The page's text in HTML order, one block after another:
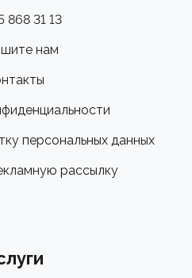
868 31 13
нам
персональных данных
рассылку